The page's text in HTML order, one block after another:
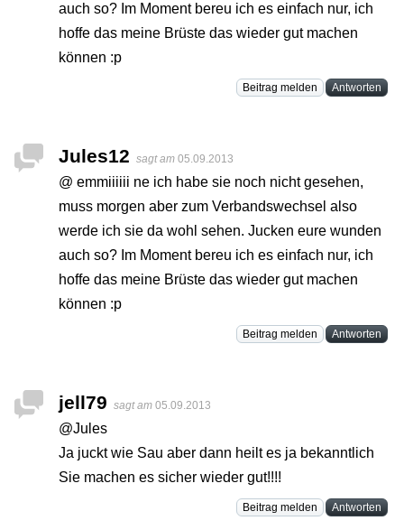
auch so? Im Moment bereu ich es einfach nur, ich
hoffe das meine Brüste das wieder gut machen
können :p
Beitrag melden Antworten
Jules12 sagt am 05.09.2013
@ emmiiiiii ne ich habe sie noch nicht gesehen,
muss morgen aber zum Verbandswechsel also
werde ich sie da wohl sehen. Jucken eure wunden
auch so? Im Moment bereu ich es einfach nur, ich
hoffe das meine Brüste das wieder gut machen
können :p
Beitrag melden Antworten
jell79 sagt am 05.09.2013
@Jules
Ja juckt wie Sau aber dann heilt es ja bekanntlich
Sie machen es sicher wieder gut!!!!
Beitrag melden Antworten